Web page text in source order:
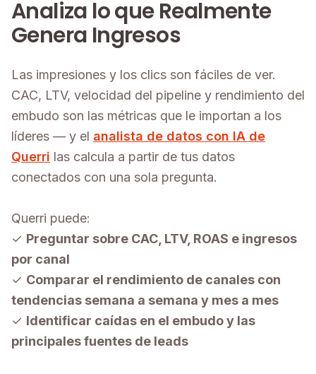
Analiza lo que Realmente
Genera Ingresos
Las impresiones y los clics son fáciles de ver.
CAC, LTV, velocidad del pipeline y rendimiento del
embudo son las métricas que le importan a los
líderes — y el analista de datos con IA de
Querri las calcula a partir de tus datos
conectados con una sola pregunta.
Querri puede:
✓ Preguntar sobre CAC, LTV, ROAS e ingresos
por canal
✓ Comparar el rendimiento de canales con
tendencias semana a semana y mes a mes
✓ Identificar caídas en el embudo y las
principales fuentes de leads